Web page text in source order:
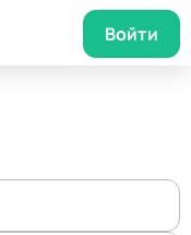
Войти